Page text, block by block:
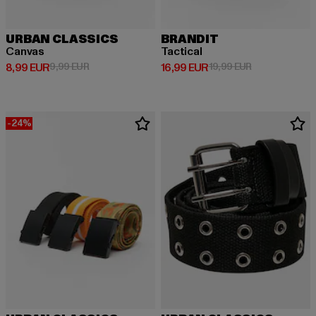
URBAN CLASSICS
Canvas
8,99 EUR
Derzeitiger Preis: 8,99 EUR
9,99 EURAktionspreis: 9,99 EUR
BRANDIT
Tactical
16,99 EUR
Derzeitiger Preis: 16,99 EUR
19,99 EURAktionspreis:
-24%